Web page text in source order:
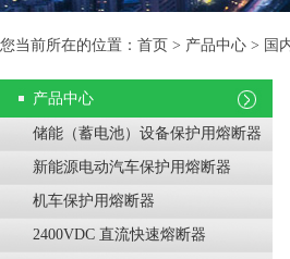
您当前所在的位置：首页 > 产品中心 > 国
产品中心
储能（蓄电池）设备保护用熔断器
新能源电动汽车保护用熔断器
机车保护用熔断器
2400VDC 直流快速熔断器